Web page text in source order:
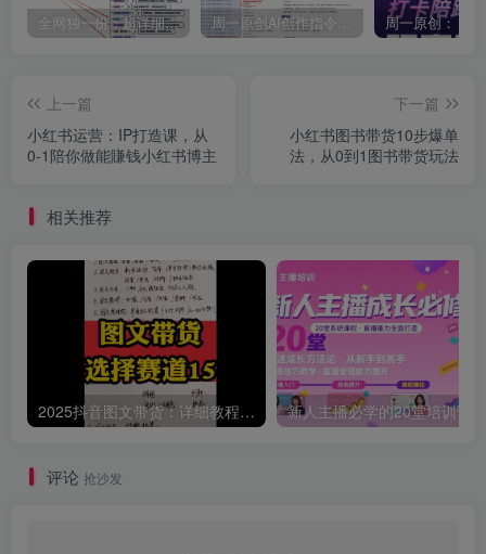
全网独一份：超详细的40+个自媒体赛道领域解析手册，让你的内容创作不再局限！ 周一原创AI创作指令词：30+个领域赛道的创作提示词集合
上一篇
小红书运营：IP打造课，从
0-1陪你做能賺钱小红书博主
下一篇
小红书图书带货10步爆单
法，从0到1图书带货玩法
相关推荐
2025抖音图文带货：详细教程，账号装修定位，素材获取技巧，挂车变现方法…
评论 抢沙发